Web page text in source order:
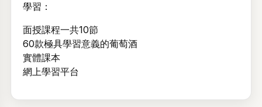
忘記密碼？
學習：
面授課程一共10節
60款極具學習意義的葡萄酒
實體課本
網上學習平台